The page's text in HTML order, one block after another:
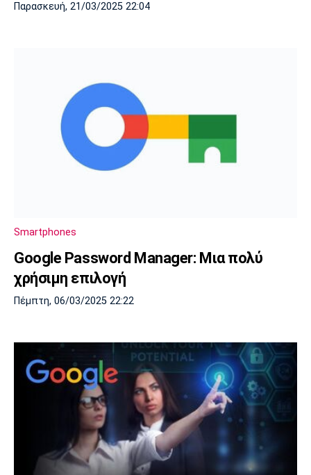
Παρασκευή, 21/03/2025 22:04
Smartphones
Google Password Manager: Μια πολύ
χρήσιμη επιλογή
Πέμπτη, 06/03/2025 22:22